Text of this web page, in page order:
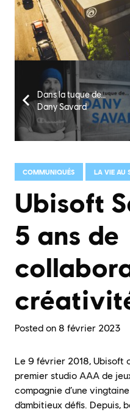
Dans la tuque de…
Dany Savard
COMMUNIQUÉS LA VIE AU
Ubisoft
5 ans de
Posted on 8 février 2023
Le 9 février 2018, Ubisoft
premier studio AAA de
compagnie d’une
d’ambitieux défis. Depuis,